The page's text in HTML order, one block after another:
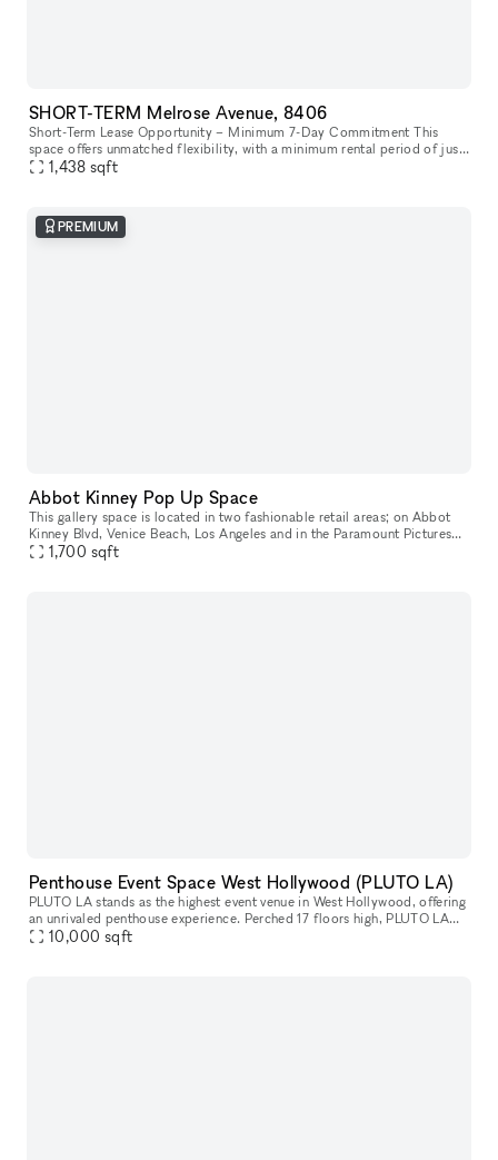
SHORT-TERM Melrose Avenue, 8406
Short-Term Lease Opportunity – Minimum 7-Day Commitment This
space offers unmatched flexibility, with a minimum rental period of just
7 days. As one of our unique, highly flexible spaces, it’s desig
1,438 sqft
PREMIUM
Abbot Kinney Pop Up Space
This gallery space is located in two fashionable retail areas; on Abbot
Kinney Blvd, Venice Beach, Los Angeles and in the Paramount Pictures
building in Surry Hills, Sydney. GQ magazine named Abbot K
1,700 sqft
Penthouse Event Space West Hollywood (PLUTO LA)
PLUTO LA stands as the highest event venue in West Hollywood, offering
an unrivaled penthouse experience. Perched 17 floors high, PLUTO LA
features breathtaking 360-degree views, floor-to-ceiling win
10,000 sqft